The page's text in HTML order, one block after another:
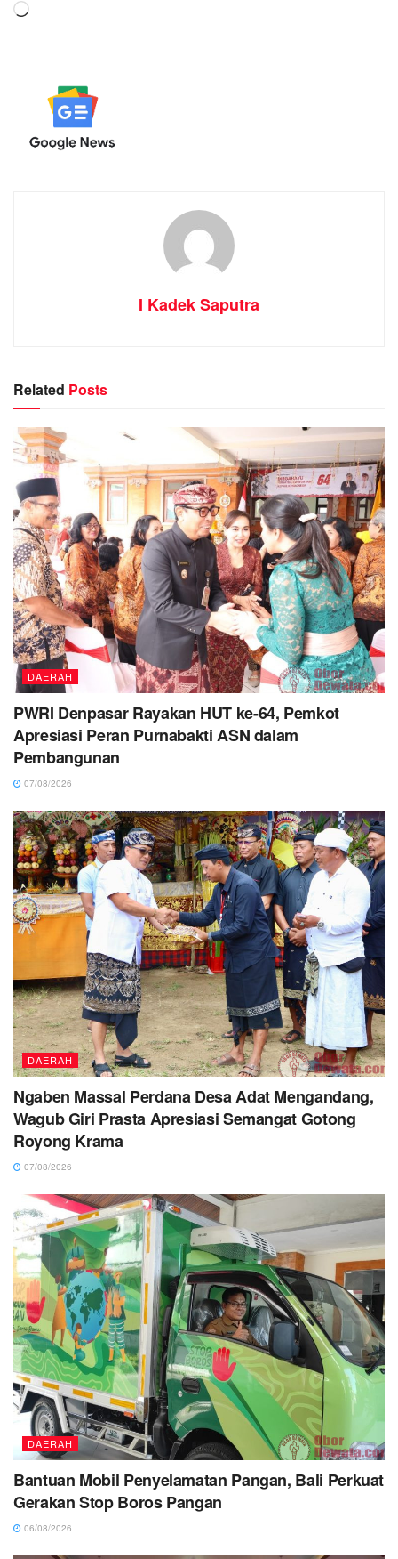
Memuat...
I Kadek Saputra
Related Posts
DAERAH
PWRI Denpasar Rayakan HUT ke-64, Pemkot
Apresiasi Peran Purnabakti ASN dalam
Pembangunan
07/08/2026
DAERAH
Ngaben Massal Perdana Desa Adat Mengandang,
Wagub Giri Prasta Apresiasi Semangat Gotong
Royong Krama
07/08/2026
DAERAH
Bantuan Mobil Penyelamatan Pangan, Bali Perkuat
Gerakan Stop Boros Pangan
06/08/2026